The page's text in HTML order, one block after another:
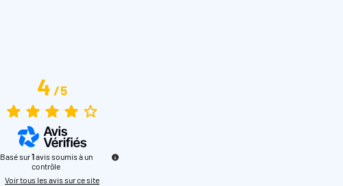
4/5
Basé sur1avis soumis à un
contrôle
Voir tous les avis sur ce site